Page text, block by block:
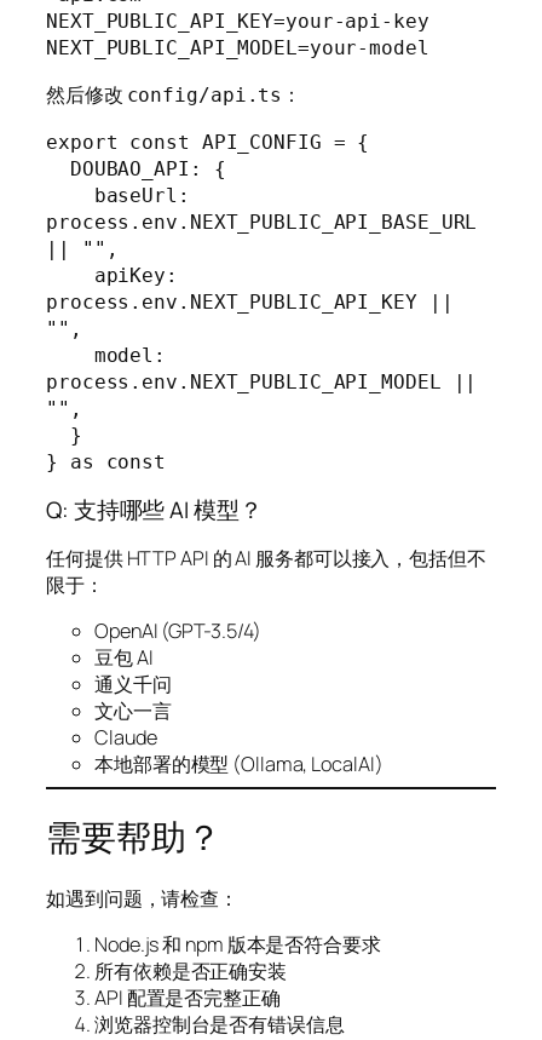
NEXT_PUBLIC_API_KEY=your-api-key
NEXT_PUBLIC_API_MODEL=your-model
然后修改 config/api.ts ：
export const API_CONFIG = {
process.env.NEXT_PUBLIC_API_BASE_URL
|| "",
process.env.NEXT_PUBLIC_API_KEY ||
"",
process.env.NEXT_PUBLIC_API_MODEL ||
"",
} as const
Q: 支持哪些 AI 模型？
任何提供 HTTP API 的 AI 服务都可以接入，包括但不
限于：
OpenAI (GPT-3.5/4)
豆包 AI
通义千问
文心一言
Claude
本地部署的模型 (Ollama, LocalAI)
需要帮助？
如遇到问题，请检查：
Node.js 和 npm 版本是否符合要求
所有依赖是否正确安装
API 配置是否完整正确
浏览器控制台是否有错误信息